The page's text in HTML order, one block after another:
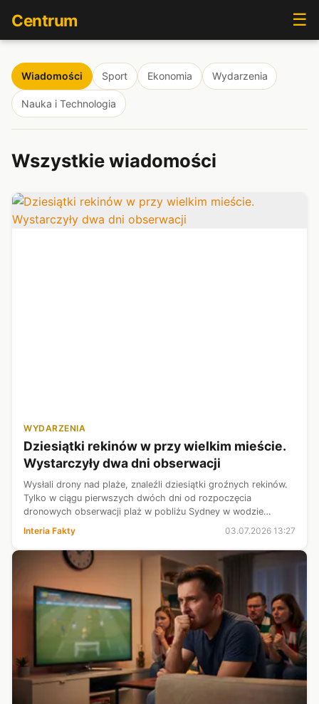
Centrum ☰
Wiadomości Sport Ekonomia Wydarzenia
Nauka i Technologia
Wszystkie wiadomości
WYDARZENIA
Dziesiątki rekinów w przy wielkim mieście.
Wystarczyły dwa dni obserwacji
Wysłali drony nad plaże, znaleźli dziesiątki groźnych rekinów.
Tylko w ciągu pierwszych dwóch dni od rozpoczęcia
dronowych obserwacji plaż w pobliżu Sydney w wodzie
jednej z plaż jednocześnie pływ...
Interia Fakty 03.07.2026 13:27